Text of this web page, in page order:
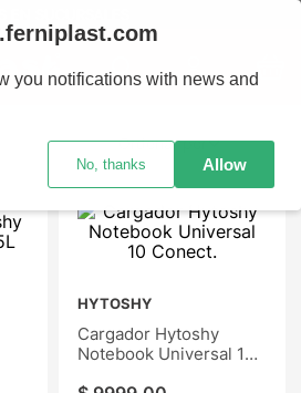
Ordenar por
HYTOSHY
Cargador Hytoshy
Notebook Universal 10
you notifications with news and
No, thanks Allow